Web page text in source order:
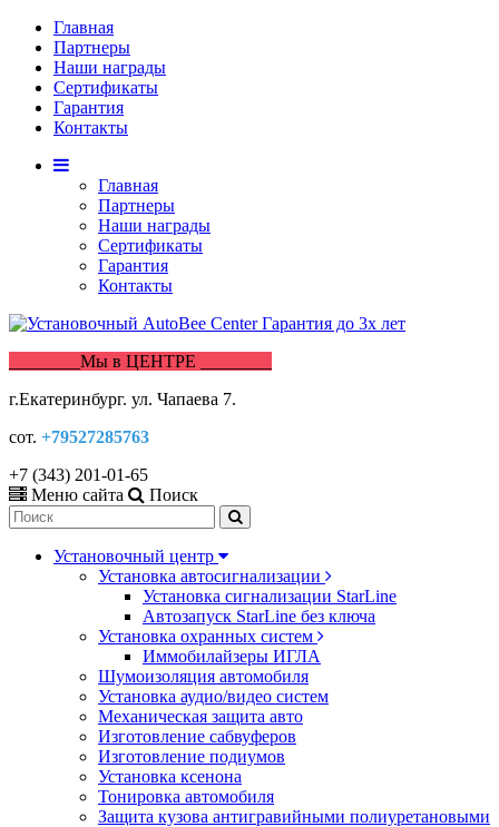
Главная
Партнеры
Наши награды
Сертификаты
Гарантия
Контакты
Главная
Партнеры
Наши награды
Сертификаты
Гарантия
Контакты
________Мы в ЦЕНТРЕ ________
г.Екатеринбург. ул. Чапаева 7.
сот. +79527285763
+7 (343) 201-01-65
Меню сайта
Поиск
Установочный центр
Установка автосигнализации
Установка сигнализации StarLine
Автозапуск StarLine без ключа
Установка охранных систем
Иммобилайзеры ИГЛА
Шумоизоляция автомобиля
Установка аудио/видео систем
Механическая защита авто
Изготовление сабвуферов
Изготовление подиумов
Установка ксенона
Тонировка автомобиля
Защита кузова антигравийными полиуретановыми